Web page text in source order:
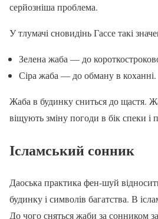
серйозніша проблема.
У тлумачі сновидінь Гассе такі
Зелена жаба — до
Сіра жаба — до обману в коханні.
Жаба в будинку сниться до щастя.
віщують зміну погоди в бік спеки і
Ісламський сонник
Даоська практика фен-шуй
будинку і символів багатства. В
До чого сняться жаби за сонником